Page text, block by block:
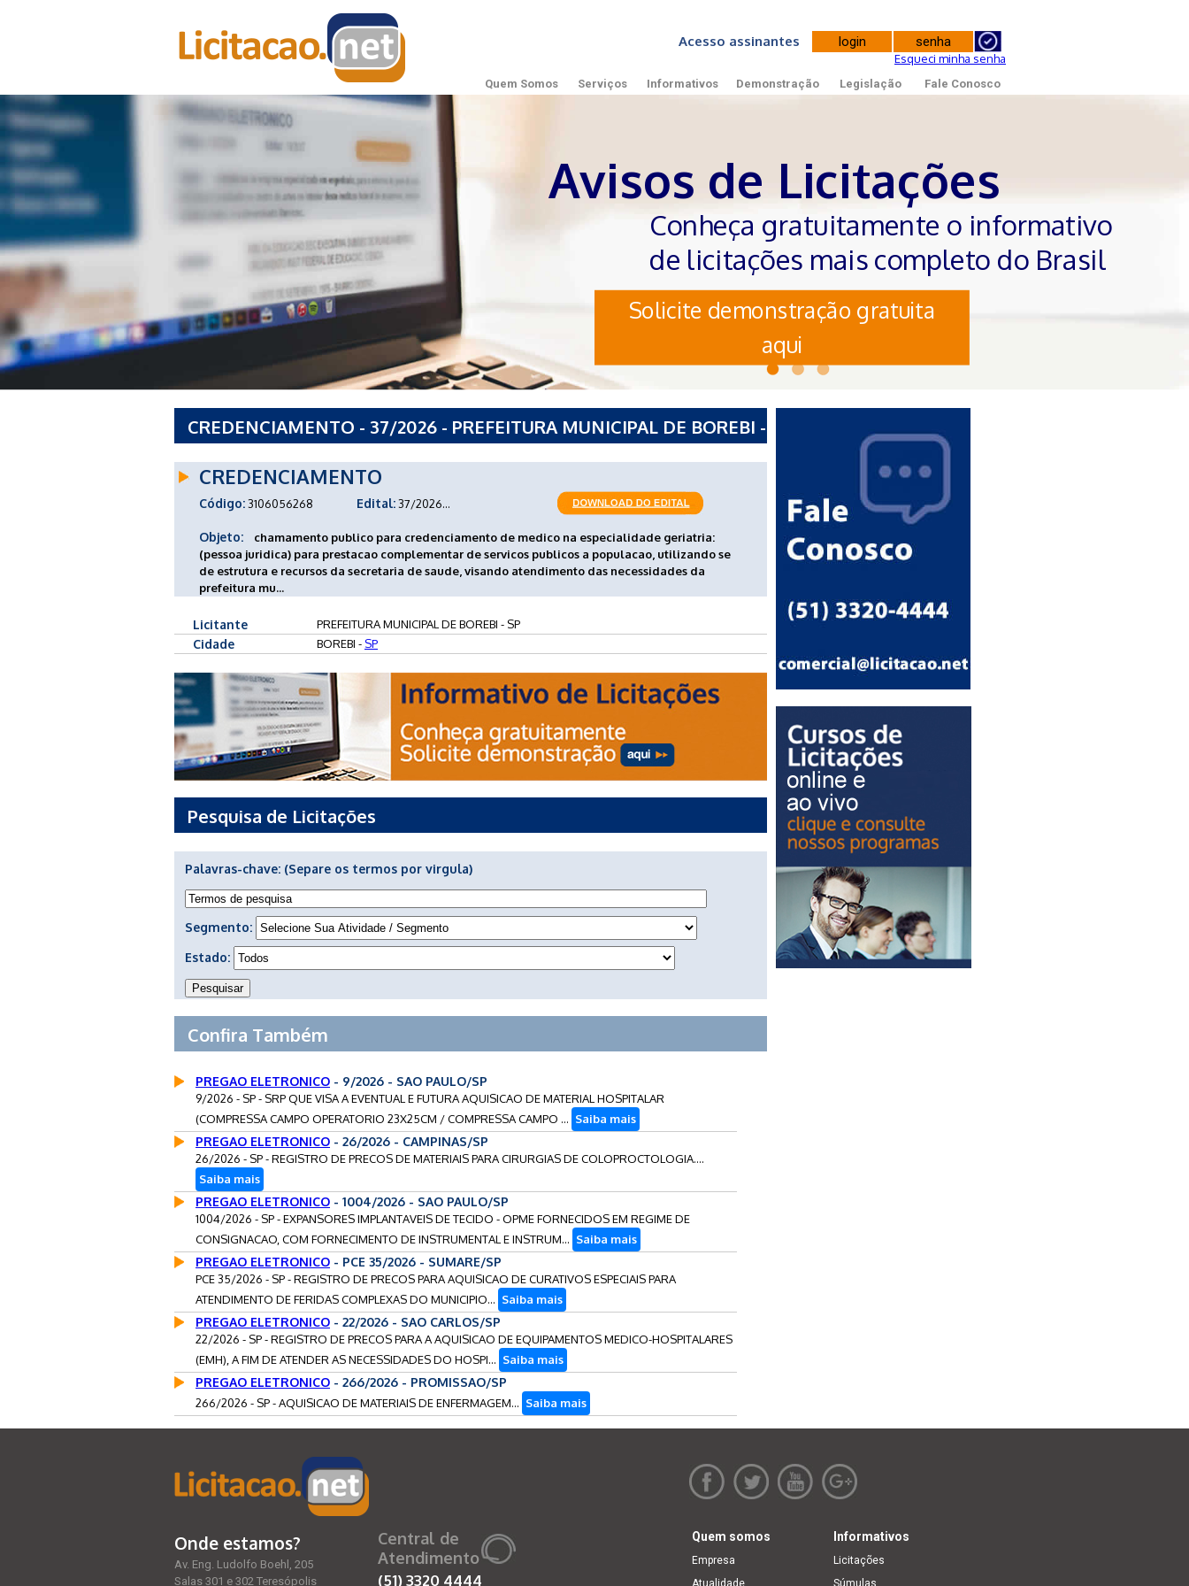
Acesso assinantes
Esqueci minha senha
Quem Somos Serviços Informativos Demonstração Legislação Fale Conosco
Avisos de Licitações
Conheça gratuitamente o informativo
de licitações mais completo do Brasil
Solicite demonstração gratuita
aqui
CREDENCIAMENTO - 37/2026 - PREFEITURA MUNICIPAL DE BOREBI -
CREDENCIAMENTO
Código:3106056268 Edital:37/2026...
Objeto:
chamamento publico para credenciamento de medico na especialidade geriatria:
(pessoa juridica) para prestacao complementar de servicos publicos a populacao, utilizando se
de estrutura e recursos da secretaria de saude, visando atendimento das necessidades da
prefeitura mu...
Licitante PREFEITURA MUNICIPAL DE BOREBI - SP
Cidade BOREBI - SP
Pesquisa de Licitações
Palavras-chave: (Separe os termos por virgula)
Segmento:
Estado:
Confira Também
PREGAO ELETRONICO - 9/2026 - SAO PAULO/SP
9/2026 - SP - SRP QUE VISA A EVENTUAL E FUTURA AQUISICAO DE MATERIAL HOSPITALAR
(COMPRESSA CAMPO OPERATORIO 23X25CM / COMPRESSA CAMPO ... Saiba mais
PREGAO ELETRONICO - 26/2026 - CAMPINAS/SP
26/2026 - SP - REGISTRO DE PRECOS DE MATERIAIS PARA CIRURGIAS DE COLOPROCTOLOGIA....
Saiba mais
PREGAO ELETRONICO - 1004/2026 - SAO PAULO/SP
1004/2026 - SP - EXPANSORES IMPLANTAVEIS DE TECIDO - OPME FORNECIDOS EM REGIME DE
CONSIGNACAO, COM FORNECIMENTO DE INSTRUMENTAL E INSTRUM... Saiba mais
PREGAO ELETRONICO - PCE 35/2026 - SUMARE/SP
PCE 35/2026 - SP - REGISTRO DE PRECOS PARA AQUISICAO DE CURATIVOS ESPECIAIS PARA
ATENDIMENTO DE FERIDAS COMPLEXAS DO MUNICIPIO... Saiba mais
PREGAO ELETRONICO - 22/2026 - SAO CARLOS/SP
22/2026 - SP - REGISTRO DE PRECOS PARA A AQUISICAO DE EQUIPAMENTOS MEDICO-HOSPITALARES
(EMH), A FIM DE ATENDER AS NECESSIDADES DO HOSPI... Saiba mais
PREGAO ELETRONICO - 266/2026 - PROMISSAO/SP
266/2026 - SP - AQUISICAO DE MATERIAIS DE ENFERMAGEM... Saiba mais
Onde estamos?
Av. Eng. Ludolfo Boehl, 205
Salas 301 e 302 Teresópolis
Central de
Atendimento
(51)3320 4444
Quem somos
Empresa
Atualidade
Informativos
Licitações
Súmulas